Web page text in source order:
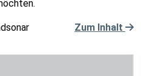
Zum Inhalt